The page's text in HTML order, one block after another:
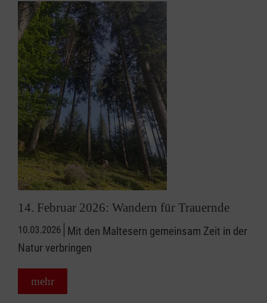
14. Februar 2026: Wandern für Trauernde
10.03.2026 Mit den Maltesern gemeinsam Zeit in der
Natur verbringen
mehr